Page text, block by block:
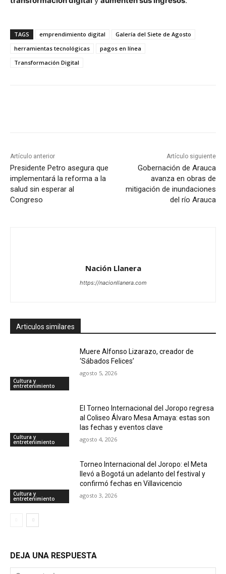
TAGS emprendimiento digital
Galería del Siete de Agosto
herramientas tecnológicas
pagos en línea
Transformación Digital
Artículo anterior
Presidente Petro asegura que
implementará la reforma a la
salud sin esperar al
Congreso
Artículo siguiente
Gobernación de Arauca
avanza en obras de
mitigación de inundaciones
del río Arauca
Nación Llanera
https://nacionllanera.com
Articulos similares
Cultura y
entretenimiento
Muere Alfonso Lizarazo, creador de
‘Sábados Felices’
agosto 5, 2026
Cultura y
entretenimiento
El Torneo Internacional del Joropo regresa
al Coliseo Álvaro Mesa Amaya: estas son
las fechas y eventos clave
agosto 4, 2026
Cultura y
entretenimiento
Torneo Internacional del Joropo: el Meta
llevó a Bogotá un adelanto del festival y
confirmó fechas en Villavicencio
agosto 3, 2026
DEJA UNA RESPUESTA